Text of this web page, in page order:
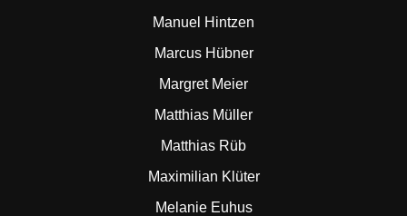
Manuel Hintzen
Marcus Hübner
Margret Meier
Matthias Müller
Matthias Rüb
Maximilian Klüter
Melanie Euhus